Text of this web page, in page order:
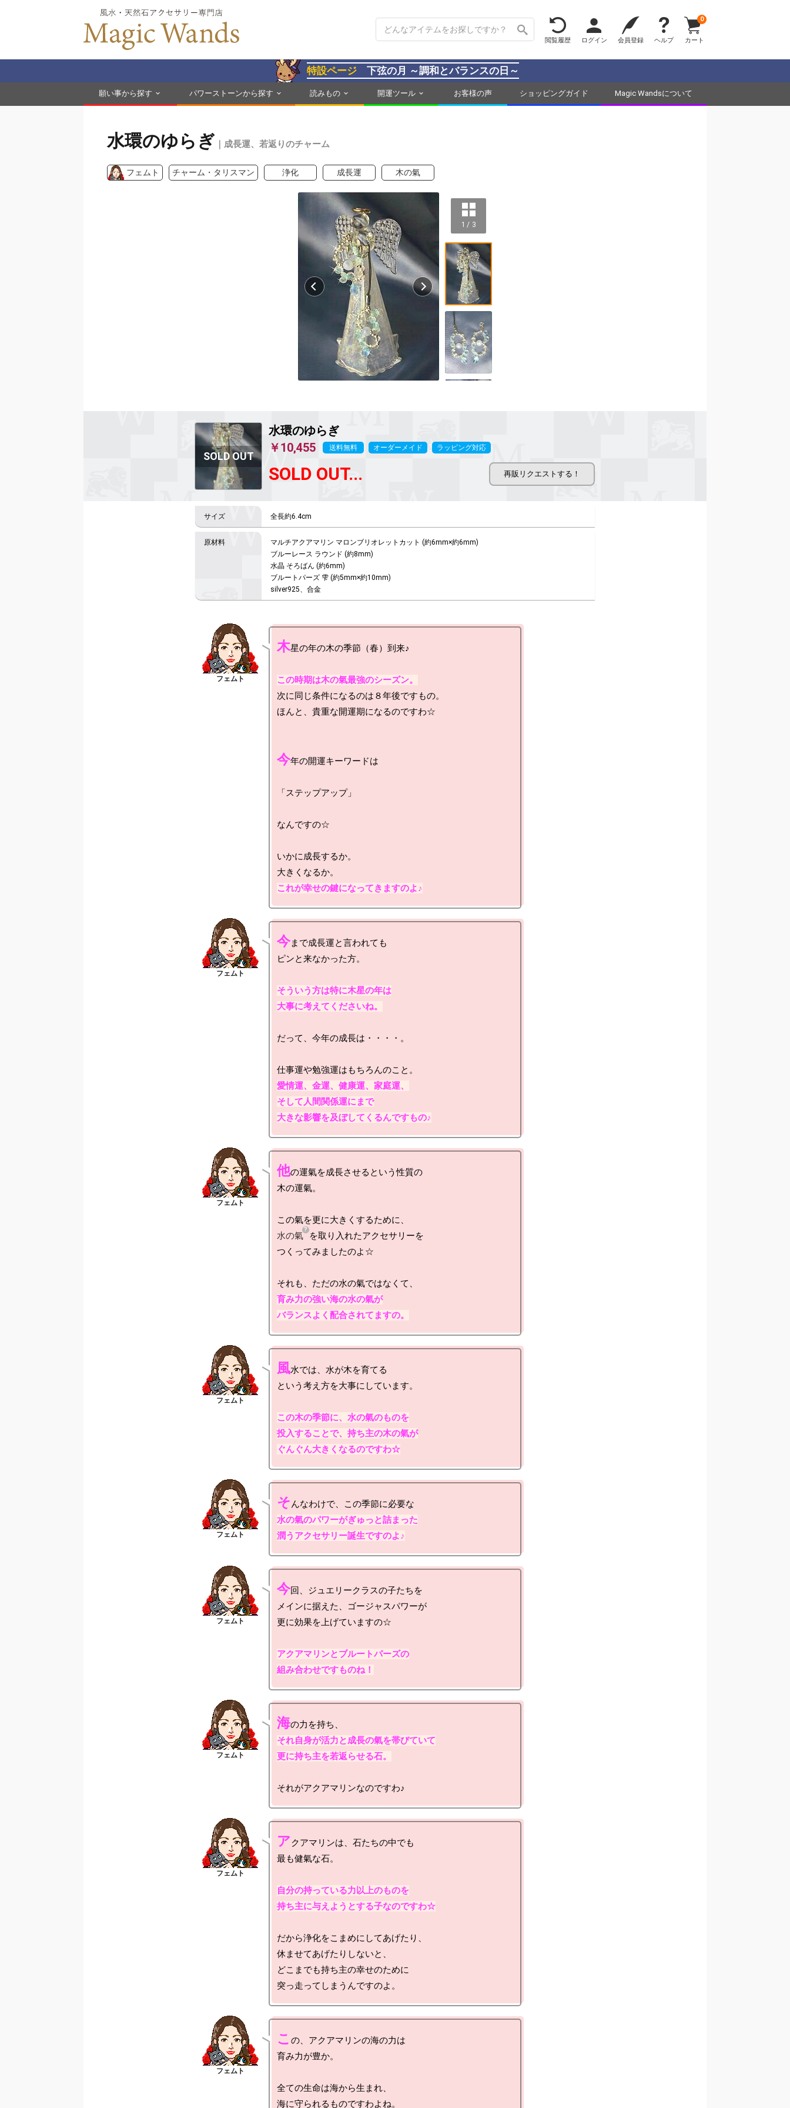
閲覧履歴 ログイン 会員登録 ヘルプ カート
0
特設ページ 下弦の月 ～調和とバランスの日～
願い事から探す パワーストーンから探す 読みもの 開運ツール お客様の声 ショッピングガイド Magic Wandsについて
水環のゆらぎ ｜成長運、若返りのチャーム
フェムト チャーム・タリスマン 浄化 成長運 木の氣
1 / 3
水環のゆらぎ
￥10,455
送料無料 オーダーメイド ラッピング対応
SOLD OUT...
全長約6.4cm
マルチアクアマリン マロンブリオレットカット (約6mm×約6mm)
ブルーレース ラウンド (約8mm)
水晶 そろばん (約6mm)
ブルートパーズ 雫 (約5mm×約10mm)
silver925、合金
木星の年の木の季節（春）到来♪
この時期は木の氣最強のシーズン。
次に同じ条件になるのは８年後ですもの。
ほんと、貴重な開運期になるのですわ☆
今年の開運キーワードは
「ステップアップ」
なんですの☆
いかに成長するか。
これが幸せの鍵になってきますのよ♪
今まで成長運と言われても
ピンと来なかった方。
そういう方は特に木星の年は
大事に考えてくださいね。
だって、今年の成長は・・・・。
愛情運、金運、健康運、家庭運、
そして人間関係運にまで
大きな影響を及ぼしてくるんですもの♪
他の運氣を成長させるという性質の
木の運氣。
水の氣
を取り入れたアクセサリーを
つくってみましたのよ☆
育み力の強い海の水の氣が
バランスよく配合されてますの。
風水では、水が木を育てる
という考え方を大事にしています。
この木の季節に、水の氣のものを
投入することで、持ち主の木の氣が
ぐんぐん大きくなるのですわ☆
そ
水の氣のパワーがぎゅっと詰まった
潤うアクセサリー誕生ですのよ♪
今回、ジュエリークラスの子たちを
メインに据えた、ゴージャスパワーが
更に効果を上げていますの☆
アクアマリンとブルートパーズの
組み合わせですものね！
海
それ自身が活力と成長の氣を帯びていて
更に持ち主を若返らせる石。
アクアマリンは、石たちの中でも
最も健氣な石。
自分の持っている力以上のものを
持ち主に与えようとする子なのですわ☆
だから浄化をこまめにしてあげたり、
休ませてあげたりしないと、
どこまでも持ち主の幸せのために
こ の、アクアマリンの海の力は
育み力が豊か。
全ての生命は海から生まれ、
海に守られるものですわよね。